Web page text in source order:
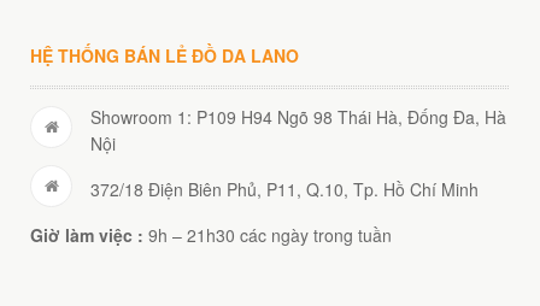
HỆ THỐNG BÁN LẺ ĐỒ DA LANO
Showroom 1: P109 H94 Ngõ 98 Thái Hà, Đống Đa, Hà
Nội
372/18 Điện Biên Phủ, P11, Q.10, Tp. Hồ Chí Minh
Giờ làm việc : 9h – 21h30 các ngày trong tuần